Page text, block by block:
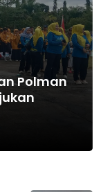
Polman